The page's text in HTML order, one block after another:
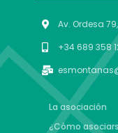
Av. Ordesa
+34 689 358
La asociación
¿Cómo